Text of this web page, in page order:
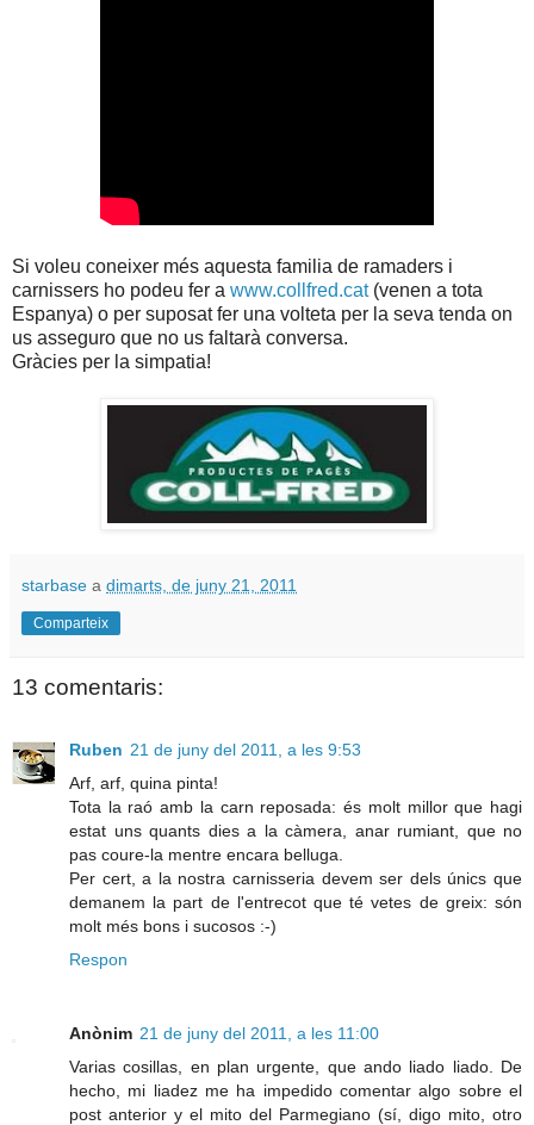
Si voleu coneixer més aquesta familia de ramaders i
carnissers ho podeu fer a www.collfred.cat(venen a tota
Espanya) o per suposat fer una volteta per la seva tenda on
us asseguro que no us faltarà conversa.
Gràcies per la simpatia!
starbase a dimarts, de juny 21, 2011
Comparteix
13 comentaris:
Ruben 21 de juny del 2011, a les 9:53
Arf, arf, quina pinta!
Tota la raó amb la carn reposada: és molt millor que hagi
estat uns quants dies a la càmera, anar rumiant, que no
pas coure-la mentre encara belluga.
Per cert, a la nostra carnisseria devem ser dels únics que
demanem la part de l'entrecot que té vetes de greix: són
molt més bons i sucosos :-)
Respon
Anònim 21 de juny del 2011, a les 11:00
Varias cosillas, en plan urgente, que ando liado liado. De
hecho, mi liadez me ha impedido comentar algo sobre el
post anterior y el mito del Parmegiano (sí, digo mito, otro